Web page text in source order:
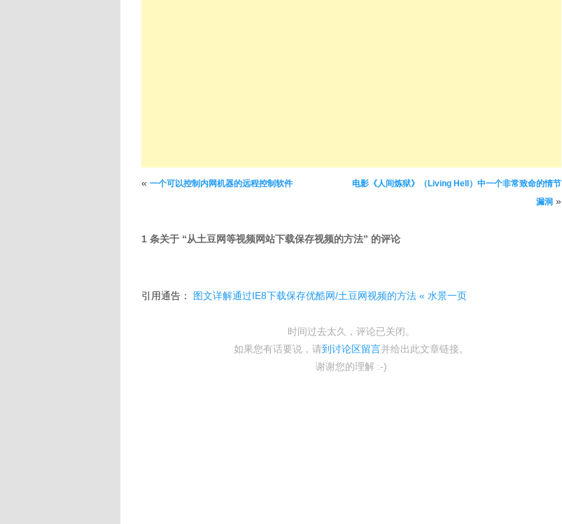
文章导航
« 一个可以控制内网机器的远程控制软件
电影《人间炼狱》（Living Hell）中一个非常致命的情节
漏洞 »
1 条关于 “从土豆网等视频网站下载保存视频的方法” 的评论
引用通告： 图文详解通过IE8下载保存优酷网/土豆网视频的方法 « 水景一页
时间过去太久，评论已关闭。
如果您有话要说，请到讨论区留言并给出此文章链接。
谢谢您的理解 :-)